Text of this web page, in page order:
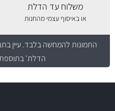
משלוח עד הדלת
או באיסוף עצמי מהחנות
התמונות להמחשה בלבד.עיין
הדלת'